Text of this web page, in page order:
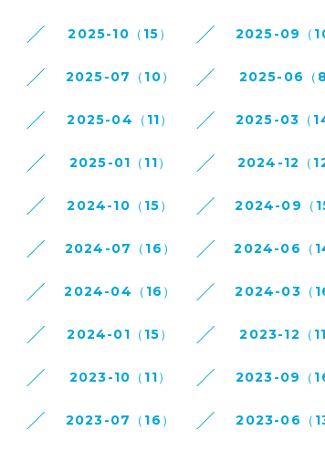
2025-10（15） 2025-09（
2025-07（10） 2025-06（
2025-04（11） 2025-03（
2025-01（11） 2024-12（
2024-10（15） 2024-09（
2024-07（16） 2024-06（
2024-04（16） 2024-03（
2024-01（15） 2023-12（
2023-10（11） 2023-09（
2023-07（16） 2023-06（